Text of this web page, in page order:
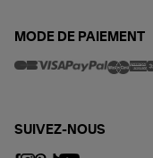
MODE DE PAIEMENT
SUIVEZ-NOUS